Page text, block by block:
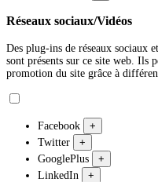
Réseaux sociaux/Vidéos
Des plug-ins de réseaux sociaux
sont présents sur ce site web. Ils
promotion du site grâce à
Facebook
+
Twitter
+
GooglePlus
+
LinkedIn
+